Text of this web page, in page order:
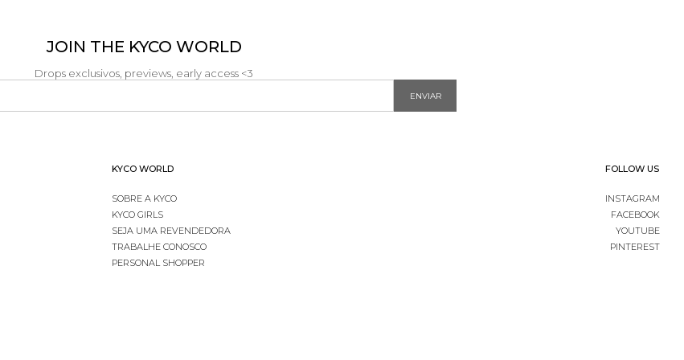
JOIN THE KYCO WORLD
Drops exclusivos, previews, early access <3
ENVIAR
KYCO WORLD
SOBRE A KYCO
KYCO GIRLS
SEJA UMA REVENDEDORA
TRABALHE CONOSCO
PERSONAL SHOPPER
FOLLOW US
INSTAGRAM
FACEBOOK
YOUTUBE
PINTEREST